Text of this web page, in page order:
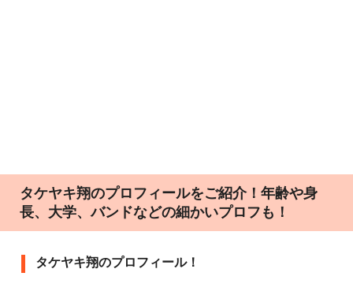
タケヤキ翔のプロフィールをご紹介！年齢や身
長、大学、バンドなどの細かいプロフも！
タケヤキ翔のプロフィール！